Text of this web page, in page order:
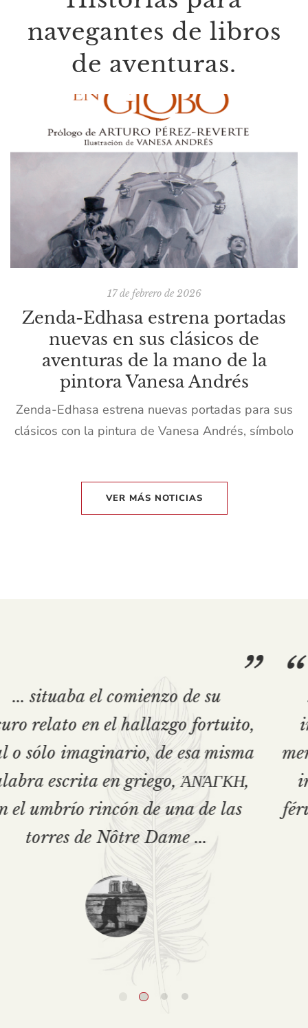
navegantes de libros
de aventuras.
17 de febrero de 2026
Zenda-Edhasa estrena portadas
nuevas en sus clásicos de
aventuras de la mano de la
pintora Vanesa Andrés
Zenda-Edhasa estrena nuevas portadas para sus
clásicos con la pintura de Vanesa Andrés, símbolo
VER MÁS NOTICIAS
“ ”
... grande fue la aflicción de los
infelices cautivos: sabían que era
menos duro y amargo depender de un
impío cualquiera que caer bajo la
férula de un renegado que, vendiendo
su Fe, se ponía de parte de los
opresores ...